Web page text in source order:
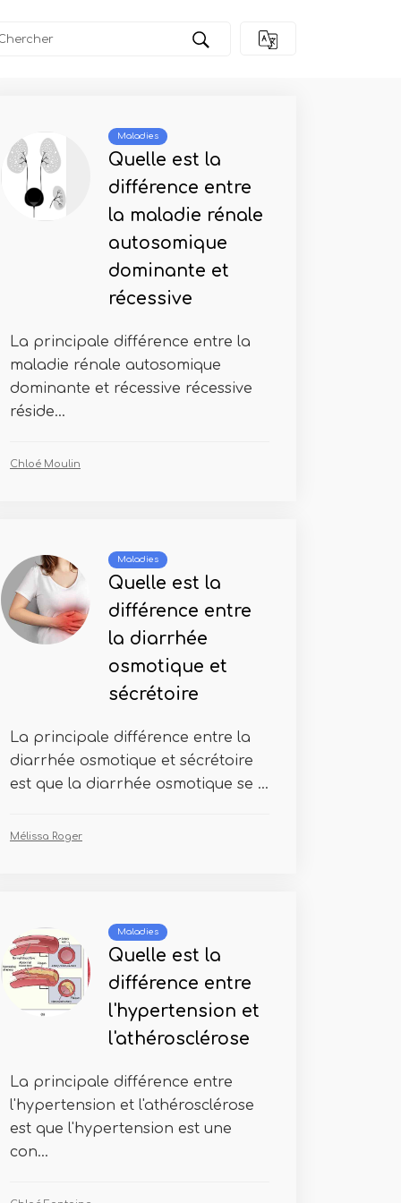
Maladies
Quelle est la
différence entre
la maladie rénale
autosomique
dominante et
récessive
La principale différence entre la
maladie rénale autosomique
dominante et récessive récessive
réside...
Chloé Moulin
Maladies
Quelle est la
différence entre
la diarrhée
osmotique et
sécrétoire
La principale différence entre la
diarrhée osmotique et sécrétoire
est que la diarrhée osmotique se ...
Mélissa Roger
Maladies
Quelle est la
différence entre
l'hypertension et
l'athérosclérose
La principale différence entre
l'hypertension et l'athérosclérose
est que l'hypertension est une
con...